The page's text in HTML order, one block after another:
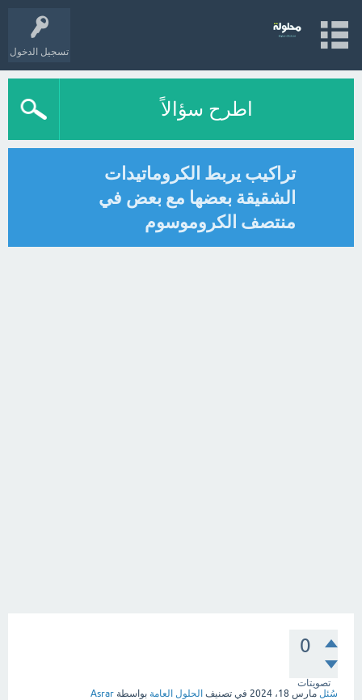
تسجيل الدخول
اطرح سؤالاً
تراكيب يربط الكروماتيدات
الشقيقة بعضها مع بعض في
منتصف الكروموسوم
0
تصويتات
سُئل مارس 18، 2024 في تصنيف الحلول العامة بواسطة Asrar